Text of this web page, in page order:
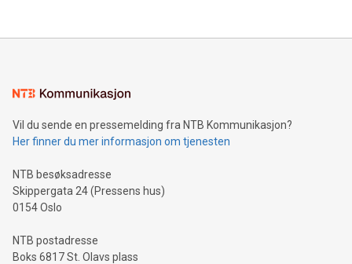
Vil du sende en pressemelding fra NTB Kommunikasjon?
Her finner du mer informasjon om tjenesten
NTB besøksadresse
Skippergata 24 (Pressens hus)
0154 Oslo
NTB postadresse
Boks 6817 St. Olavs plass